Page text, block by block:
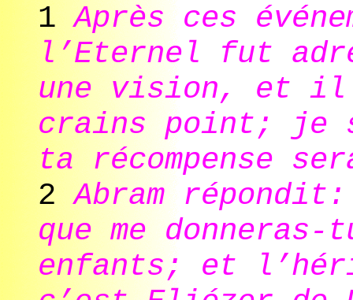
1 Après ces
l’Eternel fut
une vision, et il
crains point; je
ta récompense
2Abram
que me
enfants; et